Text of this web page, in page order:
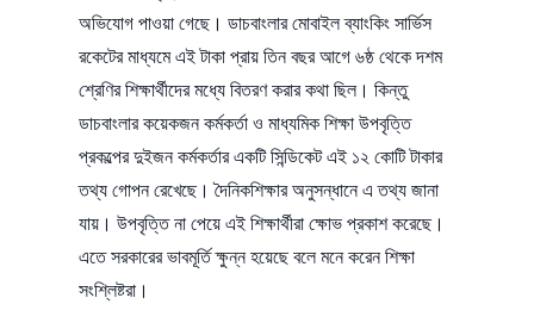
অভিযোগ পাওয়া গেছে। ডাচবাংলার মোবাইল ব্যাংকিং সার্ভিস
রকেটের মাধ্যমে এই টাকা প্রায় তিন বছর আগে ৬ষ্ঠ থেকে দশম
শ্রেণির শিক্ষার্থীদের মধ্যে বিতরণ করার কথা ছিল। কিন্তু
ডাচবাংলার কয়েকজন কর্মকর্তা ও মাধ্যমিক শিক্ষা উপবৃত্তি
প্রকল্পের দুইজন কর্মকর্তার একটি সিন্ডিকেট এই ১২ কোটি টাকার
তথ্য গোপন রেখেছে। দৈনিকশিক্ষার অনুসন্ধানে এ তথ্য জানা
যায়। উপবৃত্তি না পেয়ে এই শিক্ষার্থীরা ক্ষোভ প্রকাশ করেছে।
এতে সরকারের ভাবমূর্তি ক্ষুন্ন হয়েছে বলে মনে করেন শিক্ষা
সংশ্লিষ্টরা।